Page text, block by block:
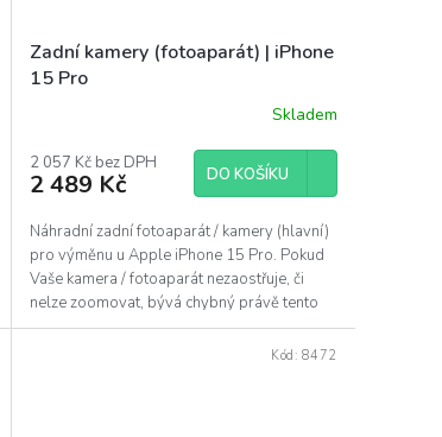
Zadní kamery (fotoaparát) | iPhone
15 Pro
produktu
je
z
5
hvězdiček.
Skladem
2 057 Kč bez DPH
2 489 Kč DO KOŠÍKU
Náhradní zadní fotoaparát / kamery (hlavní)
pro výměnu u Apple iPhone 15 Pro. Pokud
Vaše kamera / fotoaparát nezaostřuje, či
nelze zoomovat, bývá chybný právě tento
díl....
Kód: 8472